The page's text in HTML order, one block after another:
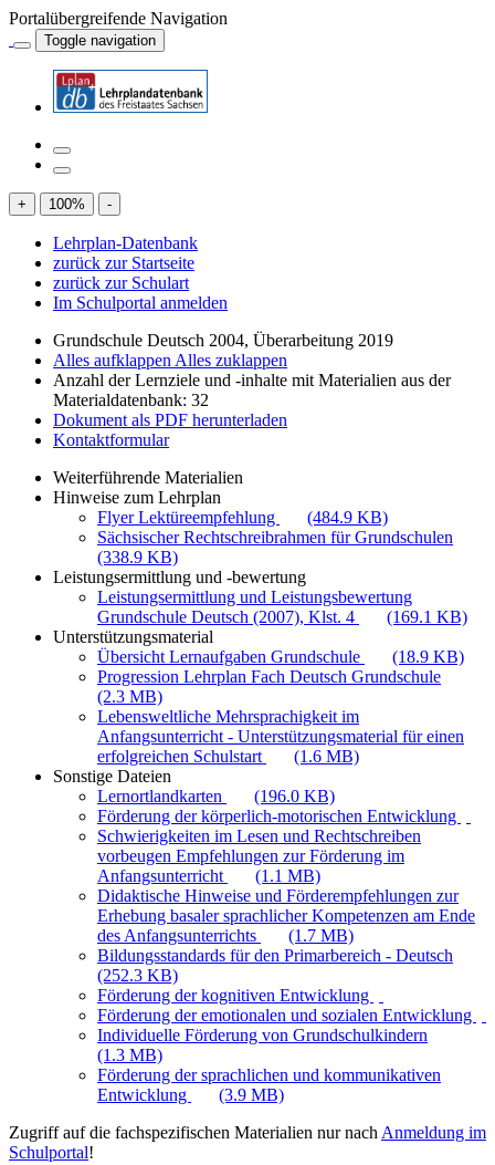
Portalübergreifende Navigation
Toggle navigation
+ 100% -
Lehrplan-Datenbank
zurück zur Startseite
zurück zur Schulart
Im Schulportal anmelden
Grundschule Deutsch 2004, Überarbeitung 2019
Alles aufklappen Alles zuklappen
Anzahl der Lernziele und -inhalte mit Materialien aus der
Materialdatenbank: 32
Dokument als PDF herunterladen
Kontaktformular
Weiterführende Materialien
Hinweise zum Lehrplan
Flyer Lektüreempfehlung
(484.9 KB)
Sächsischer Rechtschreibrahmen für Grundschulen
(338.9 KB)
Leistungsermittlung und -bewertung
Leistungsermittlung und Leistungsbewertung
Grundschule Deutsch (2007), Klst. 4
(169.1 KB)
Unterstützungsmaterial
Übersicht Lernaufgaben Grundschule
(18.9 KB)
Progression Lehrplan Fach Deutsch Grundschule
(2.3 MB)
Lebensweltliche Mehrsprachigkeit im
Anfangsunterricht - Unterstützungsmaterial für einen
erfolgreichen Schulstart
(1.6 MB)
Sonstige Dateien
Lernortlandkarten
(196.0 KB)
Förderung der körperlich-motorischen Entwicklung
Schwierigkeiten im Lesen und Rechtschreiben
vorbeugen Empfehlungen zur Förderung im
Anfangsunterricht
(1.1 MB)
Didaktische Hinweise und Förderempfehlungen zur
Erhebung basaler sprachlicher Kompetenzen am Ende
des Anfangsunterrichts
(1.7 MB)
Bildungsstandards für den Primarbereich - Deutsch
(252.3 KB)
Förderung der kognitiven Entwicklung
Förderung der emotionalen und sozialen Entwicklung
Individuelle Förderung von Grundschulkindern
(1.3 MB)
Förderung der sprachlichen und kommunikativen
Entwicklung
(3.9 MB)
Zugriff auf die fachspezifischen Materialien nur nach Anmeldung im
Schulportal!